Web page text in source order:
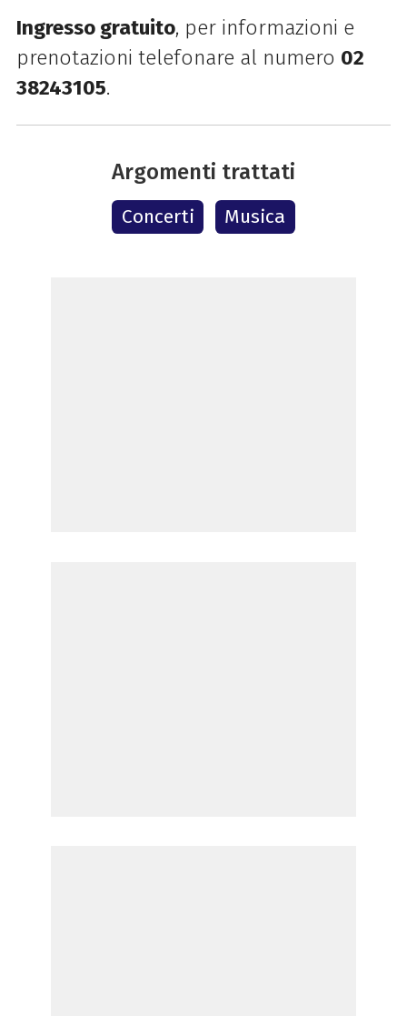
Ingresso gratuito, per informazioni e
prenotazioni telefonare al numero 02
38243105.
Argomenti trattati
Concerti Musica